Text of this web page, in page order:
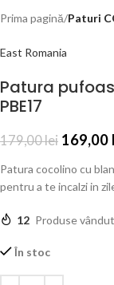
Prima pagină Paturi
East Romania
Patura
PBE17
179,00lei 169,00
Patura cocolino cu
pentru a te incalzi in
12 Produse
În stoc